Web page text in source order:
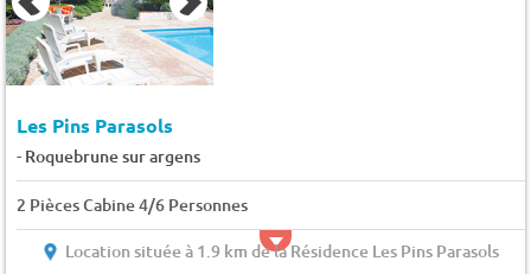
Les Pins Parasols
- Roquebrune sur argens
2 Pièces Cabine 4/6 Personnes
Location située à 1.9 km de la Résidence Les Pins Parasols